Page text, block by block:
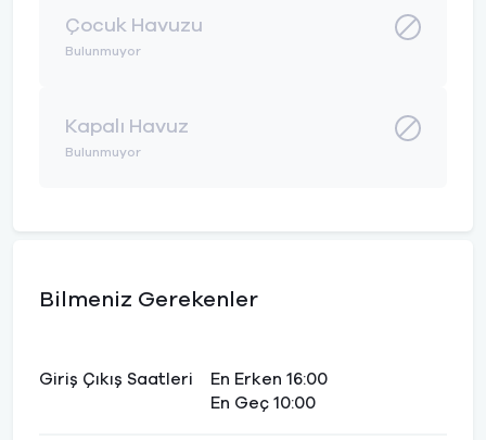
Çocuk Havuzu
Bulunmuyor
Kapalı Havuz
Bulunmuyor
Bilmeniz Gerekenler
Giriş Çıkış Saatleri
En Erken 16:00
En Geç 10:00